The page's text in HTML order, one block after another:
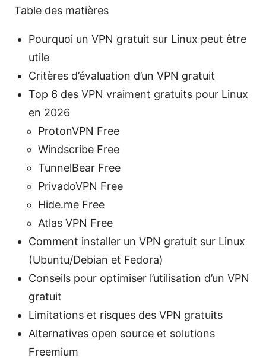
Table des matières
Pourquoi un VPN gratuit sur Linux peut être
utile
Critères d’évaluation d’un VPN gratuit
Top 6 des VPN vraiment gratuits pour Linux
en 2026
ProtonVPN Free
Windscribe Free
TunnelBear Free
PrivadoVPN Free
Hide.me Free
Atlas VPN Free
Comment installer un VPN gratuit sur Linux
(Ubuntu/Debian et Fedora)
Conseils pour optimiser l’utilisation d’un VPN
gratuit
Limitations et risques des VPN gratuits
Alternatives open source et solutions
Freemium